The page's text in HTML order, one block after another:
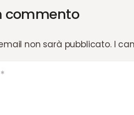
commento
non sarà pubblicato. I